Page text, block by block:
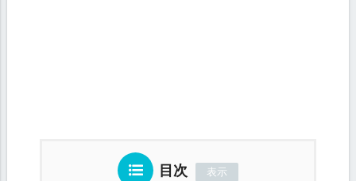
目次